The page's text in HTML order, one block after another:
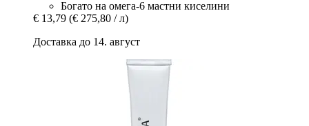
Богато на омега-6 мастни киселини
€ 13,79 (€ 275,80 / л)
Доставка до 14. август